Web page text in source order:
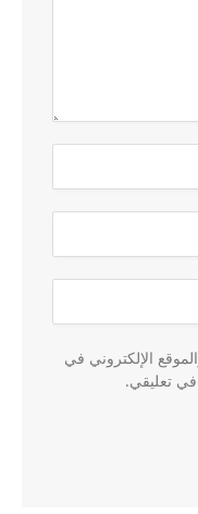
الإلكتروني في
في تعليقي.